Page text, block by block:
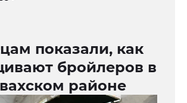
показали, как
бройлеров в
районе